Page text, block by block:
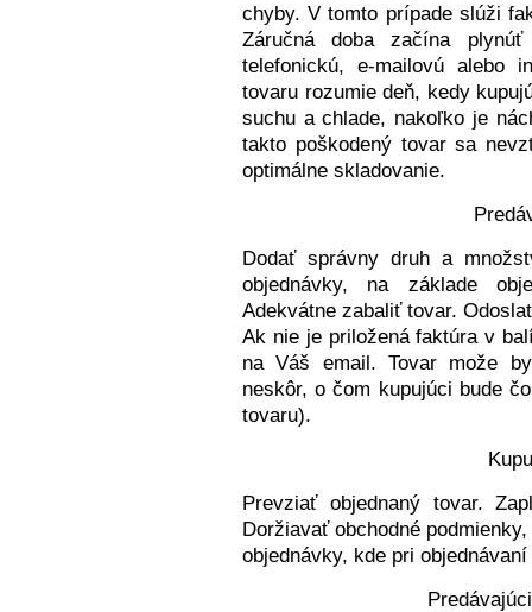
chyby. V tomto prípade slúži
Záručná doba začína
telefonickú, e-mailovú alebo
tovaru rozumie deň, kedy
suchu a chlade, nakoľko je
takto poškodený tovar sa
optimálne skladovanie.
Dodať správny druh a
objednávky, na základe
Adekvátne zabaliť tovar.
Ak nie je priložená faktúra v
na Váš email. Tovar može
neskôr, o čom kupujúci bude
tovaru).
Prevziať objednaný tovar.
Doržiavať obchodné
objednávky, kde pri